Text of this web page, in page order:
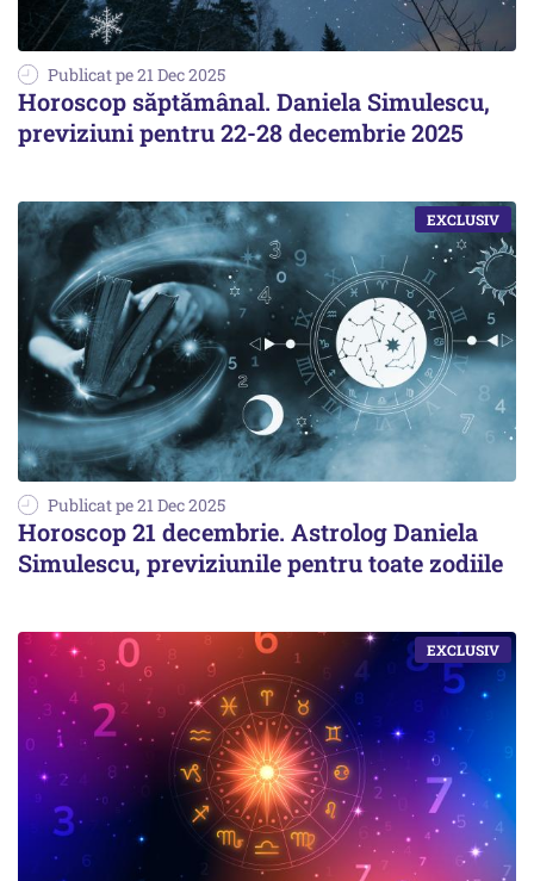
Publicat pe 21 Dec 2025
Horoscop săptămânal. Daniela Simulescu,
previziuni pentru 22-28 decembrie 2025
Publicat pe 21 Dec 2025
Horoscop 21 decembrie. Astrolog Daniela
Simulescu, previziunile pentru toate zodiile